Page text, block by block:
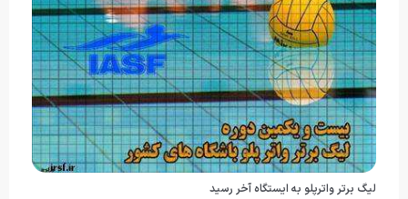
لیگ برتر واترپلو به ایستگاه آخر رسید